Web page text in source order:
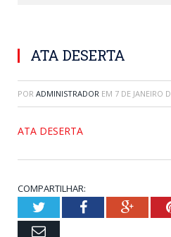
ATA DESERTA
POR ADMINISTRADOR EM 7 DE JANEIRO
ATA DESERTA
COMPARTILHAR:
TwitterFacebook
Email